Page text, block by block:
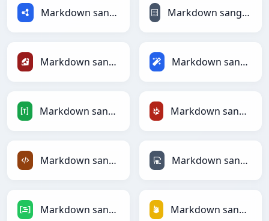
Markdown sang RDF Markdown sang reStructuredText
Markdown sang Ruby Markdown sang Magic
Markdown sang TOML Markdown sang TracWiki
Markdown sang XML Markdown sang YAML
Markdown sang DAX Markdown sang Firebase